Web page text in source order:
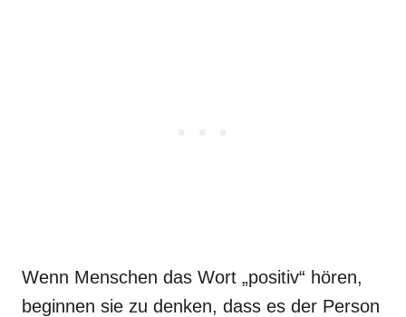
Wenn Menschen das Wort „positiv“ hören,
beginnen sie zu denken, dass es der Person